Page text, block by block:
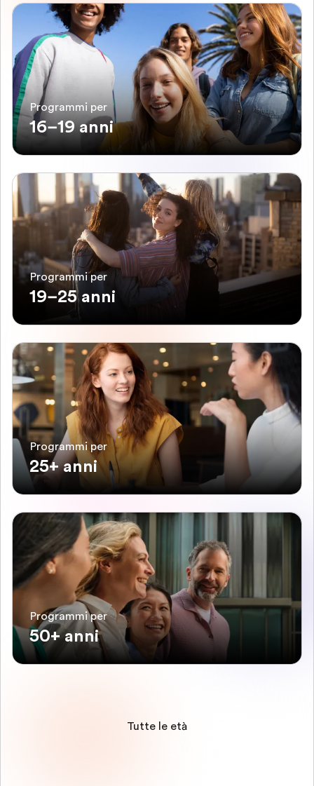
Programmi per
16–19 anni
Programmi per
19–25 anni
Programmi per
25+ anni
Programmi per
50+ anni
Tutte le età